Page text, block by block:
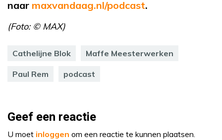
naar maxvandaag.nl/podcast.
(Foto: © MAX)
Cathelijne Blok Maffe Meesterwerken
Paul Rem podcast
Geef een reactie
U moet inloggen om een reactie te kunnen plaatsen.